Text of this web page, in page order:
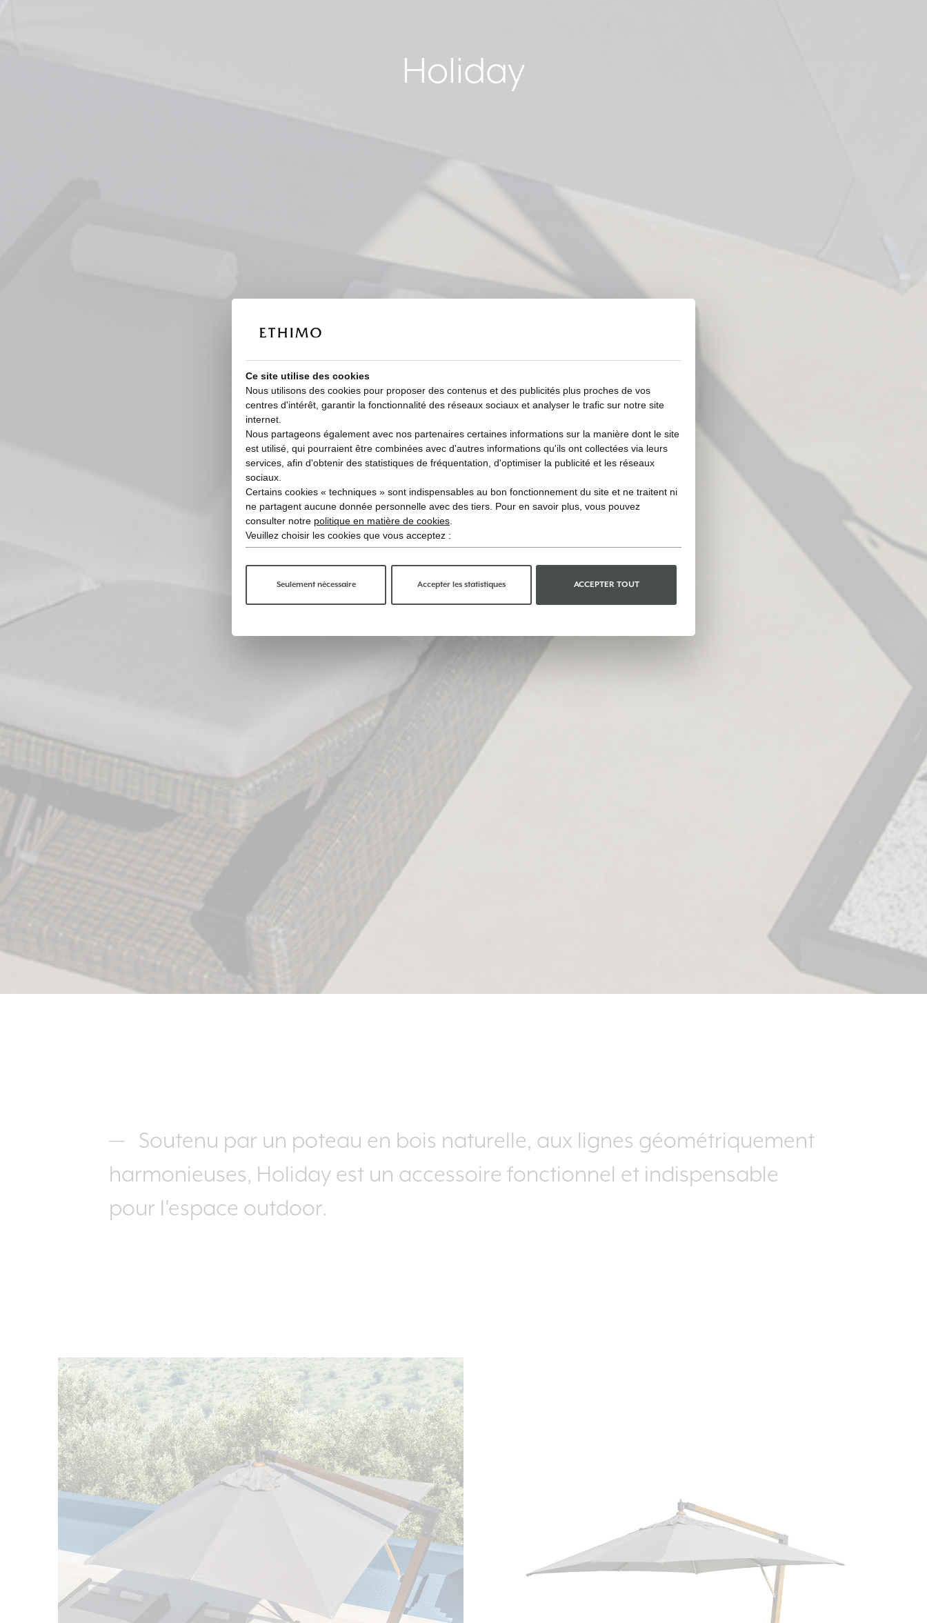
Holiday
Soutenu par un poteau en bois naturelle, aux lignes géométriquement
harmonieuses, Holiday est un accessoire fonctionnel et indispensable
pour l'espace outdoor.
Ce site utilise des cookies
Nous utilisons des cookies pour proposer des contenus et des publicités plus proches de vos
centres d'intérêt, garantir la fonctionnalité des réseaux sociaux et analyser le trafic sur notre site
internet.
Nous partageons également avec nos partenaires certaines informations sur la manière dont le site
est utilisé, qui pourraient être combinées avec d'autres informations qu'ils ont collectées via leurs
services, afin d'obtenir des statistiques de fréquentation, d'optimiser la publicité et les réseaux
sociaux.
Certains cookies « techniques » sont indispensables au bon fonctionnement du site et ne traitent ni
ne partagent aucune donnée personnelle avec des tiers. Pour en savoir plus, vous pouvez
consulter notre politique en matière de cookies
Veuillez choisir les cookies que vous acceptez :
Seulement nécessaire Accepter les statistiques ACCEPTER TOUT